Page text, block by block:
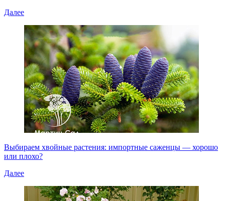
Далее
Выбираем хвойные растения: импортные саженцы — хорошо
или плохо?
Далее